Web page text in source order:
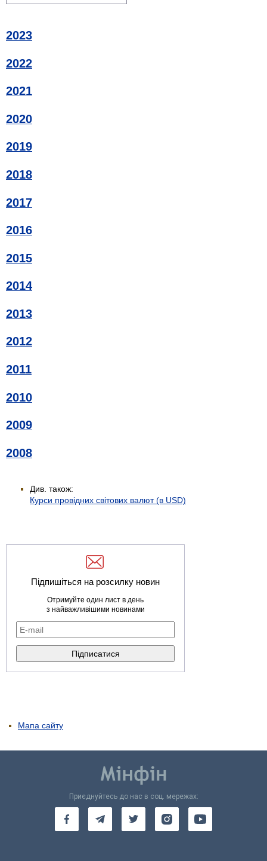
2023
2022
2021
2020
2019
2018
2017
2016
2015
2014
2013
2012
2011
2010
2009
2008
Див. також:
Курси провідних світових валют (в USD)
Підпишіться на розсилку новин
Отримуйте один лист в день
з найважливішими новинами
Мапа сайту
Приєднуйтесь до нас в соц. мережах: